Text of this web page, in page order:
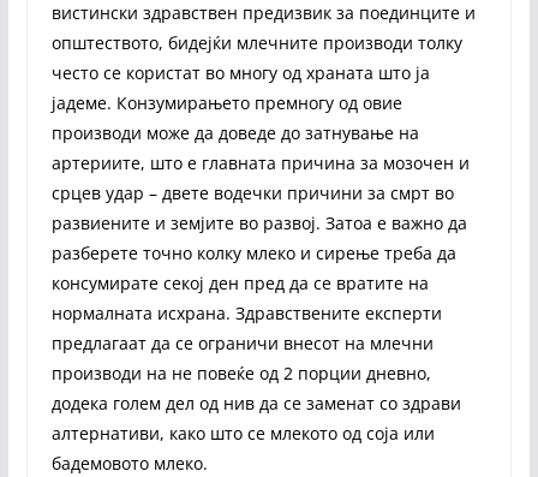
вистински здравствен предизвик за поединците и
општеството, бидејќи млечните производи толку
често се користат во многу од храната што ја
јадеме. Конзумирањето премногу од овие
производи може да доведе до затнување на
артериите, што е главната причина за мозочен и
срцев удар – двете водечки причини за смрт во
развиените и земјите во развој. Затоа е важно да
разберете точно колку млеко и сирење треба да
консумирате секој ден пред да се вратите на
нормалната исхрана. Здравствените експерти
предлагаат да се ограничи внесот на млечни
производи на не повеќе од 2 порции дневно,
додека голем дел од нив да се заменат со здрави
алтернативи, како што се млекото од соја или
бадемовото млеко.